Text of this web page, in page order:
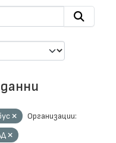
Организации: